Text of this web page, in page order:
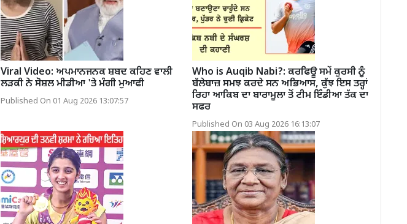
Viral Video: ਅਪਮਾਨਜਨਕ ਸ਼ਬਦ ਕਹਿਣ ਵਾਲੀ
ਲੜਕੀ ਨੇ ਸੋਸ਼ਲ ਮੀਡੀਆ 'ਤੇ ਮੰਗੀ ਮੁਆਫੀ
Published On 01 Aug 2026 13:07:57
Who is Auqib Nabi?: ਕਰਫਿਊ ਸਮੇਂ ਕੁਰਸੀ ਨੂੰ
ਬੱਲੇਬਾਜ਼ ਸਮਝ ਕਰਦੇ ਸਨ ਅਭਿਆਸ, ਕੁੱਝ ਇਸ ਤਰ੍ਹਾਂ
ਰਿਹਾ ਆਕਿਬ ਦਾ ਬਾਰਾਮੂਲਾ ਤੋਂ ਟੀਮ ਇੰਡੀਆ ਤੱਕ ਦਾ
ਸਫਰ
Published On 03 Aug 2026 16:13:07